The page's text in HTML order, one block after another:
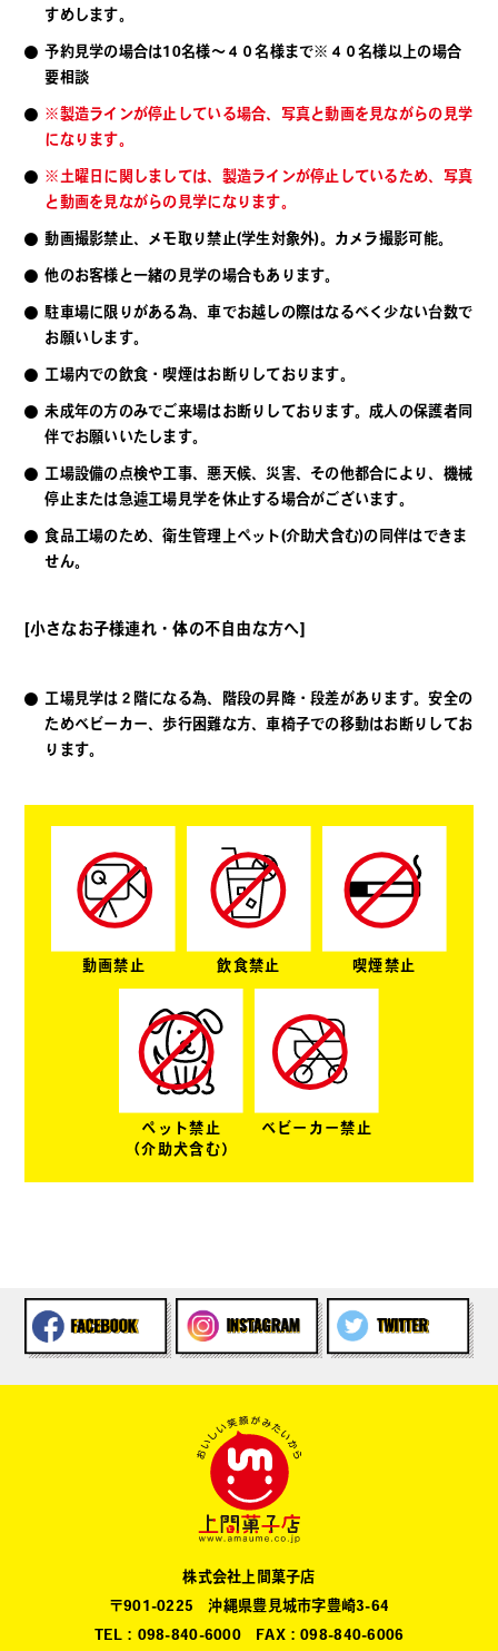
すめします。
予約見学の場合は10名様～４０名様まで※４０名様以上の場合
要相談
※製造ラインが停止している場合、写真と動画を見ながらの見学
になります。
※土曜日に関しましては、製造ラインが停止しているため、写真
と動画を見ながらの見学になります。
動画撮影禁止、メモ取り禁止(学生対象外)。カメラ撮影可能。
他のお客様と一緒の見学の場合もあります。
駐車場に限りがある為、車でお越しの際はなるべく少ない台数で
お願いします。
工場内での飲食・喫煙はお断りしております。
未成年の方のみでご来場はお断りしております。成人の保護者同
伴でお願いいたします。
工場設備の点検や工事、悪天候、災害、その他都合により、機械
停止または急遽工場見学を休止する場合がございます。
食品工場のため、衛生管理上ペット(介助犬含む)の同伴はできま
せん。
[小さなお子様連れ・体の不自由な方へ]
工場見学は２階になる為、階段の昇降・段差があります。安全の
ためベビーカー、歩行困難な方、車椅子での移動はお断りしてお
ります。
動画禁止 飲食禁止 喫煙禁止
ペット禁止
（介助犬含む）
ベビーカー禁止
株式会社上間菓子店
〒901-0225 沖縄県豊見城市字豊崎3-64
TEL：098-840-6000 FAX：098-840-6006